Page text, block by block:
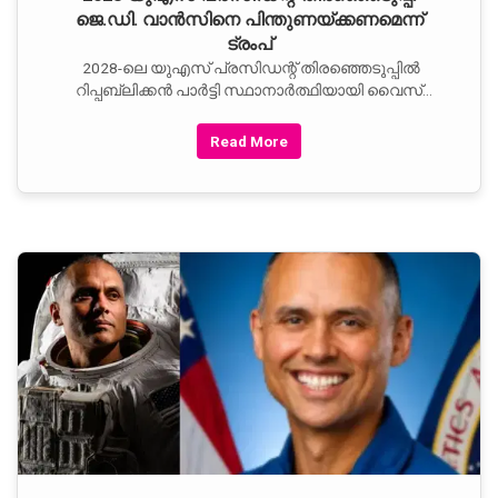
ജെ.ഡി. വാൻസിനെ പിന്തുണയ്ക്കണമെന്ന്
ട്രംപ്
2028-ലെ യുഎസ് പ്രസിഡന്റ് തിരഞ്ഞെടുപ്പിൽ
റിപ്പബ്ലിക്കൻ പാർട്ടി സ്ഥാനാർത്ഥിയായി വൈസ്
ഡൊണാൾഡ് ട്രംപ് ആലോചിക്കുന്നതായി റിപ്പോർട്ട്.
ഓവൽ ഓഫീസിൽ
Read More